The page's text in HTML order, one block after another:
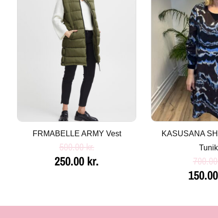
FRMABELLE ARMY Vest
500.00kr.
var:
500.00 kr..
250.00 kr.
250.00 kr..
KASUSANA
var:
150.00